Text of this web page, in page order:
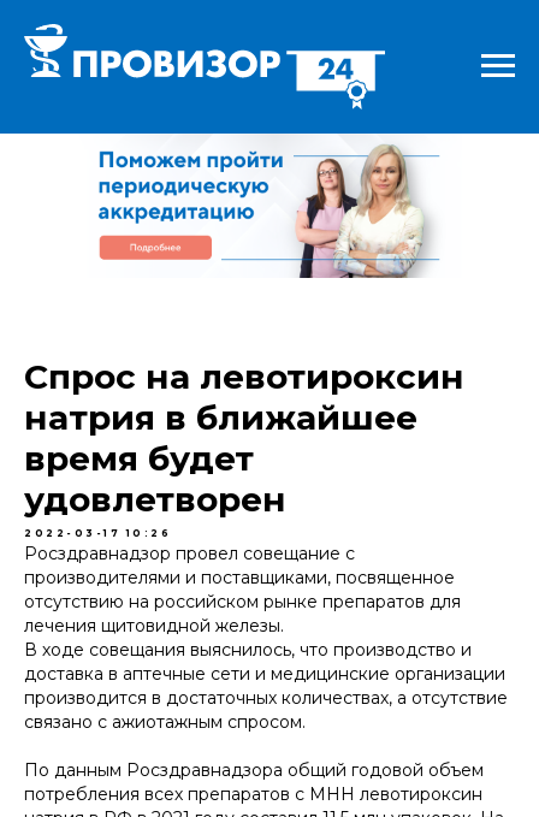
Спрос на левотироксин
натрия в ближайшее
время будет
удовлетворен
2022-03-17 10:26
Росздравнадзор провел совещание с
производителями и поставщиками, посвященное
отсутствию на российском рынке препаратов для
лечения щитовидной железы.
В ходе совещания выяснилось, что производство и
доставка в аптечные сети и медицинские организации
производится в достаточных количествах, а отсутствие
связано с ажиотажным спросом.
По данным Росздравнадзора общий годовой объем
потребления всех препаратов с МНН левотироксин